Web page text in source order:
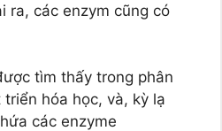
ra, các enzym cũng có
tìm thấy trong phân
hóa học, và, kỳ lạ
các enzyme